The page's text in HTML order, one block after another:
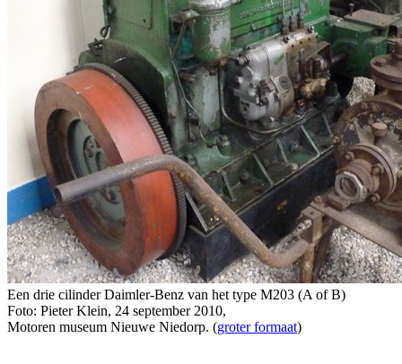
Een drie cilinder Daimler-Benz van het type M203 (A of B)
Foto: Pieter Klein, 24 september 2010,
Motoren museum Nieuwe Niedorp. (groter formaat)